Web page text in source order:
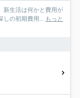
生活は何かと費用が
しの初期費用... もっと